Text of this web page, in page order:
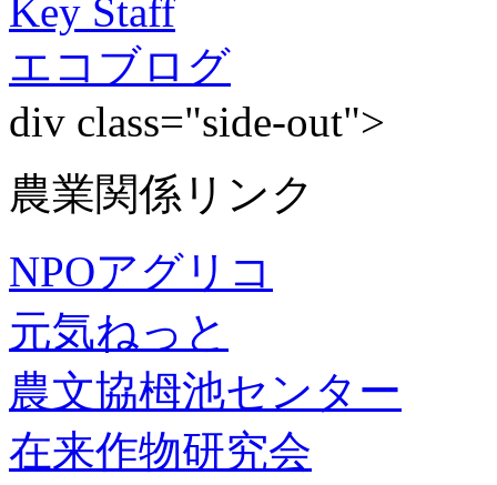
Key Staff
エコブログ
div class="side-out">
農業関係リンク
NPOアグリコ
元気ねっと
農文協栂池センター
在来作物研究会